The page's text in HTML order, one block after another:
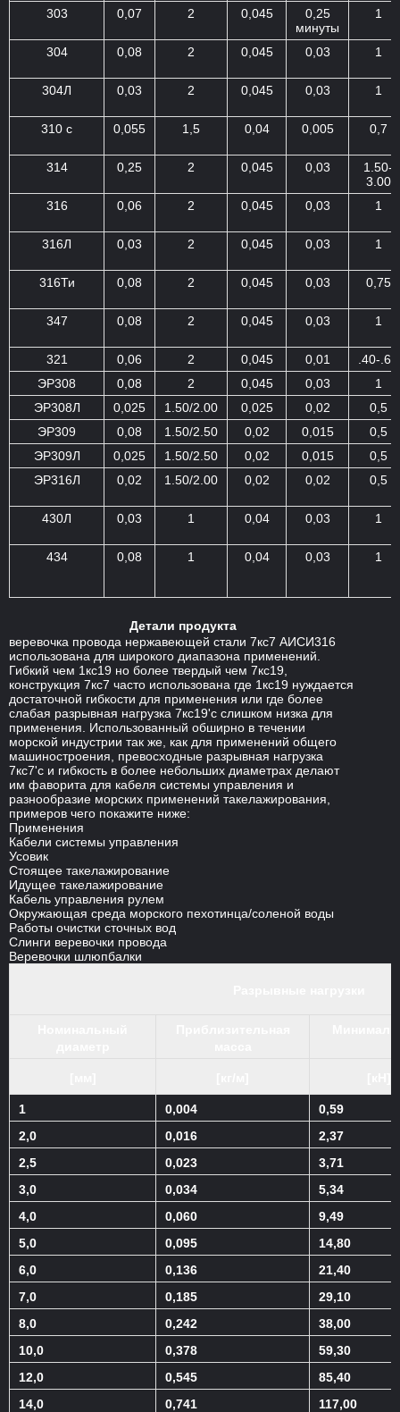
303 0,07 2 0,045
0,25
минуты
1
304 0,08 2 0,045 0,03 1
304Л 0,03 2 0,045 0,03 1
310 с 0,055 1,5 0,04 0,005 0,7
314 0,25 2 0,045 0,03
1.50-
3.00
316
0,06 2 0,045 0,03 1
316Л 0,03 2 0,045 0,03 1
316Ти 0,08 2 0,045 0,03 0,75
347 0,08 2 0,045 0,03 1
321 0,06 2 0,045 0,01
.40-.60
ЭР308
0,08 2 0,045 0,03
1
ЭР308Л
0,025 1.50/2.00 0,025 0,02
0,5
ЭР309
0,08 1.50/2.50 0,02 0,015
0,5
ЭР309Л
0,025 1.50/2.50 0,02 0,015
0,5
ЭР316Л
0,02 1.50/2.00 0,02 0,02 0,5
430Л 0,03 1 0,04 0,03 1
434 0,08 1 0,04 0,03 1
Детали продукта
веревочка провода нержавеющей стали 7кс7 АИСИ316
использована для широкого диапазона применений.
Гибкий чем 1кс19 но более твердый чем 7кс19,
конструкция 7кс7 часто использована где 1кс19 нуждается
достаточной гибкости для применения или где более
слабая разрывная нагрузка 7кс19'с слишком низка для
применения. Использованный обширно в течении
морской индустрии так же, как для применений общего
машиностроения, превосходные разрывная нагрузка
7кс7'с и гибкость в более небольших диаметрах делают
им фаворита для кабеля системы управления и
разнообразие морских применений такелажирования,
примеров чего покажите ниже:
Применения
Кабели системы управления
Усовик
Стоящее такелажирование
Идущее такелажирование
Кабель управления рулем
Окружающая среда морского пехотинца/соленой воды
Работы очистки сточных вод
Слинги веревочки провода
Веревочки шлюпбалки
1 0,004
0,59
2,0
0,016
2,37
2,5
0,023
3,71
3,0
0,034
5,34
4,0
0,060
9,49
5,0
0,095
14,80
6,0
0,136
21,40
7,0
0,185
29,10
8,0
0,242
38,00
10,0
0,378
59,30
12,0
0,545
85,40
14,0
0,741 117,00